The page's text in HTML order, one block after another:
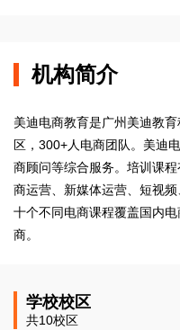
机构简介
美迪电商教育是广州美迪教
区，300+人电商团队。美迪
商顾问等综合服务。培训课
商运营、新媒体运营、短视
十个不同电商课程覆盖国内
商。
学校校区
共10校区